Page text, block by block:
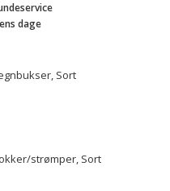
dage
Sort
strømper, Sort